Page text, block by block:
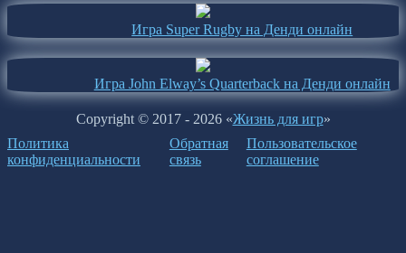
Игра Super Rugby на Денди онлайн
Игра John Elway’s Quarterback на Денди онлайн
Copyright © 2017 - 2026 «Жизнь для игр»
Политика
конфиденциальности
Обратная
связь
Пользовательское
соглашение